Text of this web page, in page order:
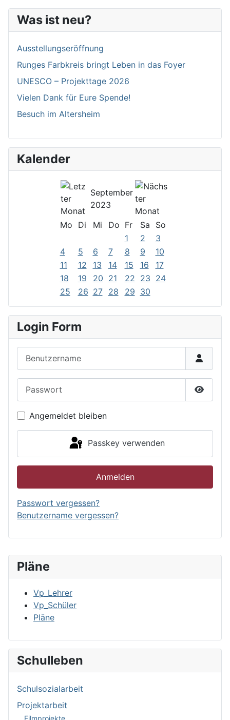
Pläne
Vp_Lehrer
Vp_Schüler
Pläne
Schulleben
Schulsozialarbeit
Projektarbeit
Was ist neu?
Ausstellungseröffnung
Runges Farbkreis bringt Leben in das Foyer
UNESCO – Projekttage 2026
Vielen Dank für Eure Spende!
Besuch im Altersheim
Kalender
September
2023
Mo
Di Mi Do Fr Sa
So
1
2
3
4
5 6 7 8 9
10
11
12 13 14 15 16
17
18
19 20 21 22 23 24
25
26 27 28 29 30
Login Form
Angemeldet bleiben
Passkey verwenden
Anmelden
Passwort vergessen?
Benutzername vergessen?